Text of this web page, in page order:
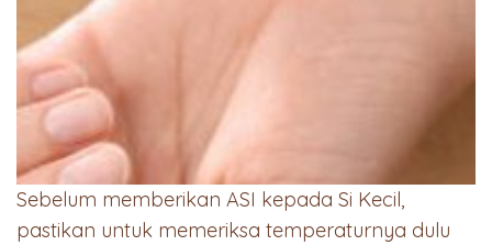
Sebelum memberikan ASI kepada Si Kecil,
pastikan untuk memeriksa temperaturnya dulu